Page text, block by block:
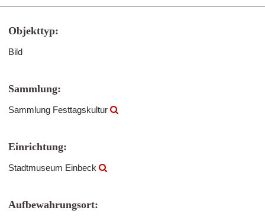
Objekttyp:
Bild
Sammlung:
Sammlung Festtagskultur
Einrichtung:
Stadtmuseum Einbeck
Aufbewahrungsort: